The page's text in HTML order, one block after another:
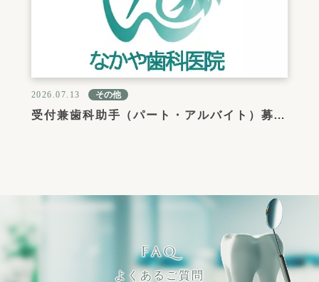
2026.07.13 その他
受付兼歯科助手（パート・アルバイト）募集のお知らせ
FAQ
よくあるご質問